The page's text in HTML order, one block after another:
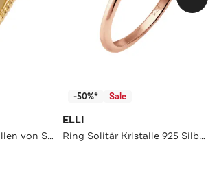
Ring Set mit Kristallen von Swarovski®Schmuck 925 Silber Gold
-50%* Sale
ELLI
Ring Solitär Kristalle 925 Silber vergoldet Grau